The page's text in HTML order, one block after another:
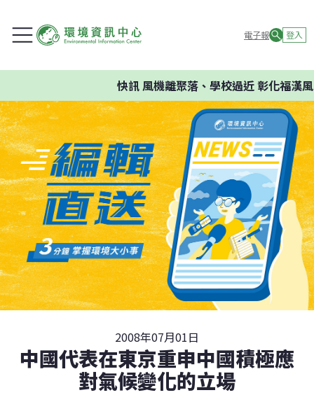
電子報 登入
快訊風機離聚落、學校過近 彰化福漢風
2008年07月01日
中國代表在東京重申中國積極應
對氣候變化的立場